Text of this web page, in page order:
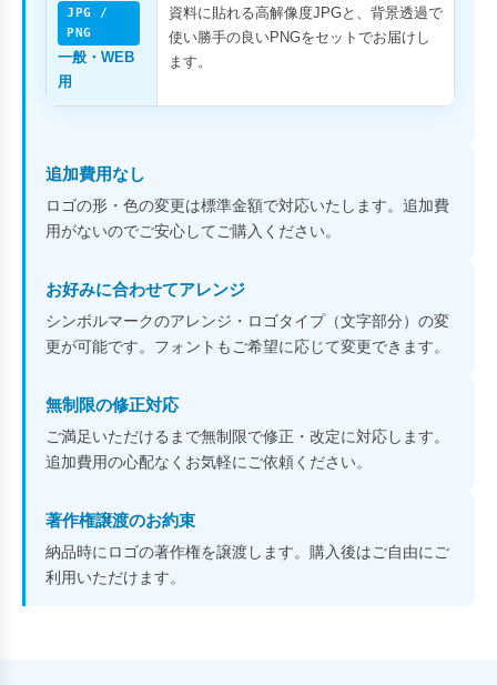
JPG /
PNG
一般・WEB
用
資料に貼れる高解像度JPGと、背景透過で
使い勝手の良いPNGをセットでお届けし
ます。
追加費用なし
ロゴの形・色の変更は標準金額で対応いたします。追加費
用がないのでご安心してご購入ください。
お好みに合わせてアレンジ
シンボルマークのアレンジ・ロゴタイプ（文字部分）の変
更が可能です。フォントもご希望に応じて変更できます。
無制限の修正対応
ご満足いただけるまで無制限で修正・改定に対応します。
追加費用の心配なくお気軽にご依頼ください。
著作権譲渡のお約束
納品時にロゴの著作権を譲渡します。購入後はご自由にご
利用いただけます。